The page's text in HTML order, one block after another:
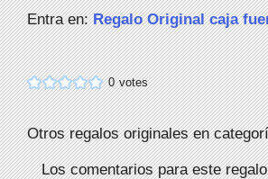
Entra en:Regalo Original caja
0 votes
Otros regalos originales en
Los comentarios para este